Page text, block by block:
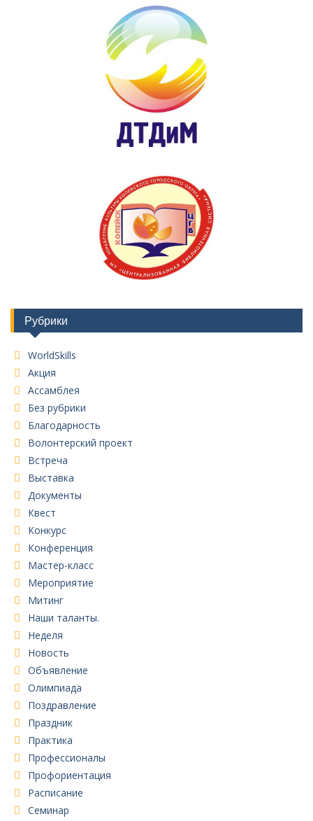
Рубрики
WorldSkills
Акция
Ассамблея
Без рубрики
Благодарность
Волонтерский проект
Встреча
Выставка
Документы
Квест
Конкурс
Конференция
Мастер-класс
Мероприятие
Митинг
Наши таланты.
Неделя
Новость
Объявление
Олимпиада
Поздравление
Праздник
Практика
Профессионалы
Профориентация
Расписание
Семинар